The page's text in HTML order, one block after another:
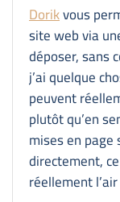
Dorikvous
site web via
déposer, sans
j’ai quelque
peuvent
plutôt qu’en
mises en
directement,
réellement